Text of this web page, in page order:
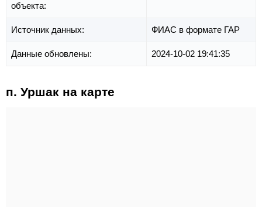
объекта:
Источник данных: ФИАС в формате ГАР
Данные обновлены: 2024-10-02 19:41:35
п. Уршак на карте